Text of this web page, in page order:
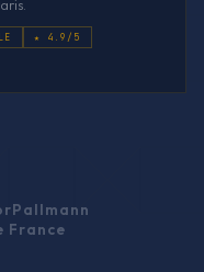
★ 4.9/5
Pallmann
France